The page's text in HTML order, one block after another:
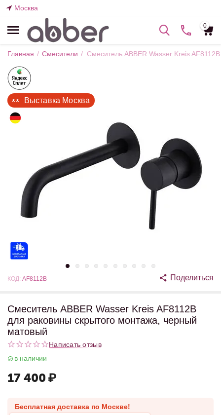
Москва
0
Главная / Смесители / Смеситель ABBER Wasser Kreis
👀  Выставка Москва
КОД: AF8112B Поделиться
Смеситель ABBER Wasser Kreis AF8112B
для раковины скрытого монтажа, черный
матовый
Написать отзыв
в наличии
17 400 ₽
Бесплатная доставка по Москве!